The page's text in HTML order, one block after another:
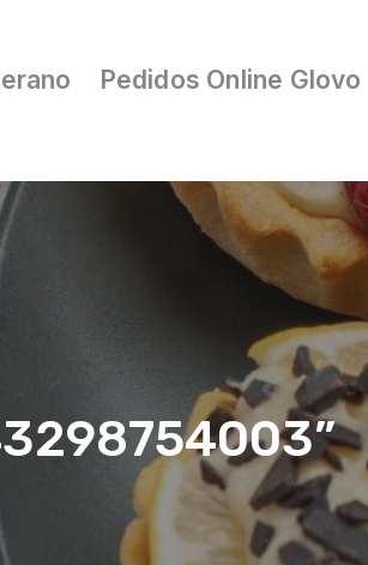
Pedidos Online Glovo